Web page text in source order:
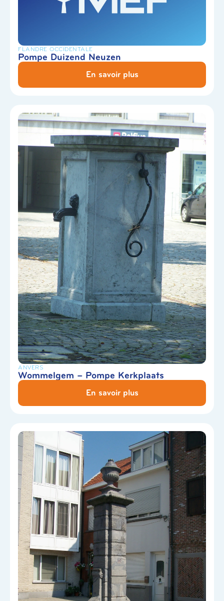
FLANDRE OCCIDENTALE
Pompe Duizend Neuzen
En savoir plus
ANVERS
Wommelgem – Pompe Kerkplaats
En savoir plus